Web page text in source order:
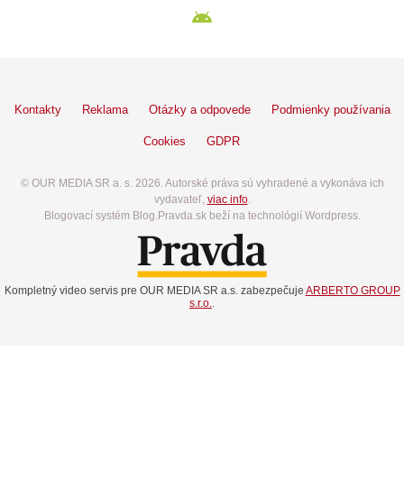
Kontakty Reklama Otázky a odpovede Podmienky používania
Cookies GDPR
© OUR MEDIA SR a. s. 2026. Autorské práva sú vyhradené a vykonáva ich
vydavateľ, viac info.
Blogovací systém Blog.Pravda.sk beží na technológií Wordpress.
Kompletný video servis pre OUR MEDIA SR a.s. zabezpečuje ARBERTO GROUP
s.r.o.